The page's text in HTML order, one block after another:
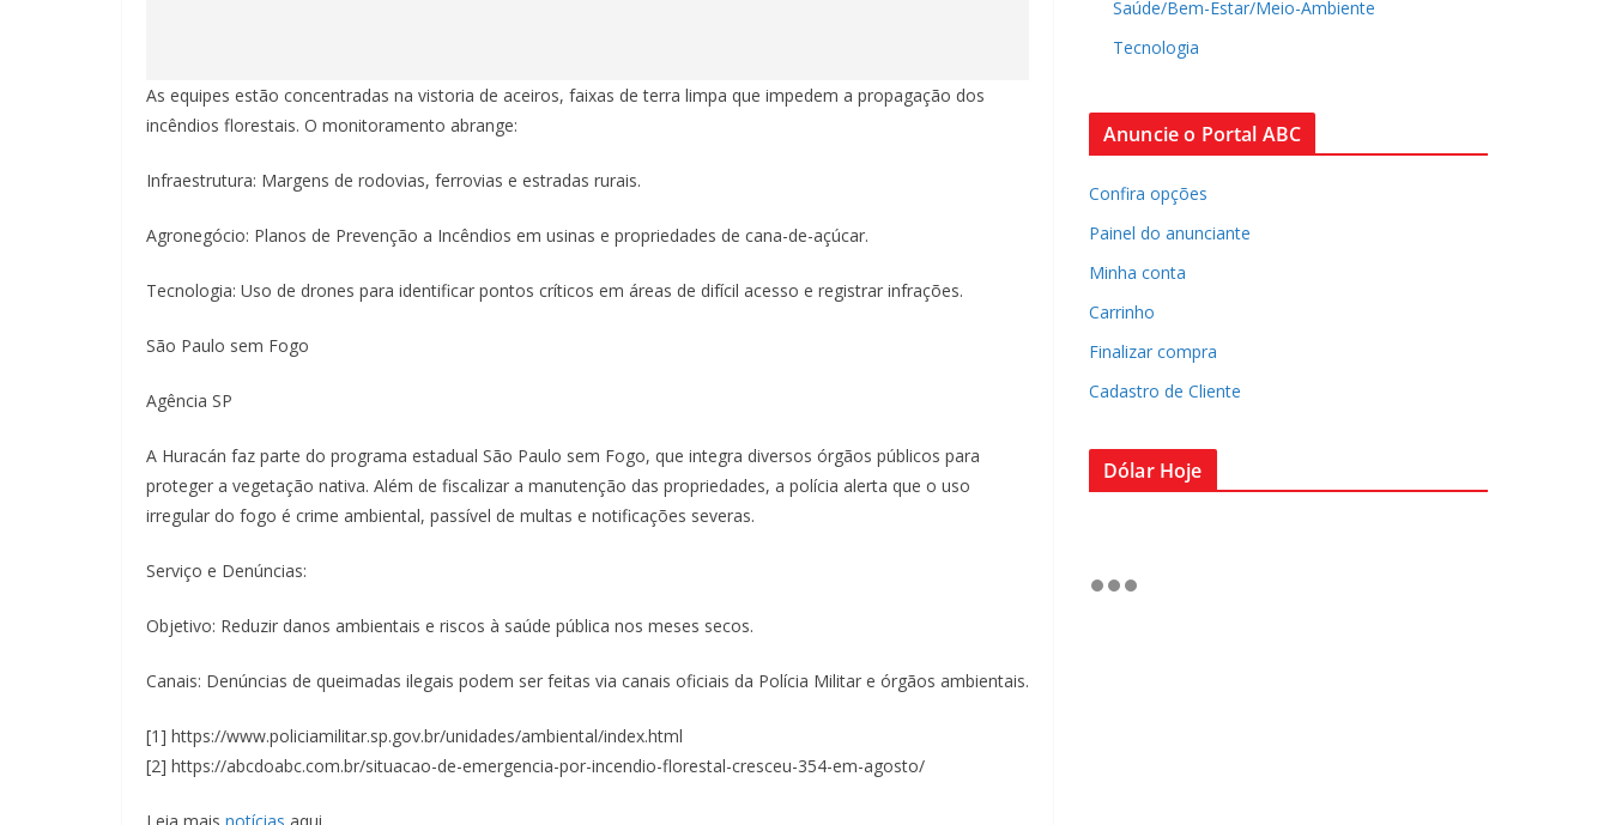
As equipes estão concentradas na vistoria de aceiros, faixas de terra limpa que impedem a propagação dos
incêndios florestais. O monitoramento abrange:
Infraestrutura: Margens de rodovias, ferrovias e estradas rurais.
Agronegócio: Planos de Prevenção a Incêndios em usinas e propriedades de cana-de-açúcar.
Tecnologia: Uso de drones para identificar pontos críticos em áreas de difícil acesso e registrar infrações.
São Paulo sem Fogo
Agência SP
A Huracán faz parte do programa estadual São Paulo sem Fogo, que integra diversos órgãos públicos para
proteger a vegetação nativa. Além de fiscalizar a manutenção das propriedades, a polícia alerta que o uso
irregular do fogo é crime ambiental, passível de multas e notificações severas.
Serviço e Denúncias:
Objetivo: Reduzir danos ambientais e riscos à saúde pública nos meses secos.
Canais: Denúncias de queimadas ilegais podem ser feitas via canais oficiais da Polícia Militar e órgãos ambientais.
[1] https://www.policiamilitar.sp.gov.br/unidades/ambiental/index.html
[2] https://abcdoabc.com.br/situacao-de-emergencia-por-incendio-florestal-cresceu-354-em-agosto/
Saúde/Bem-Estar/Meio-Ambiente
Tecnologia
Anuncie o Portal ABC
Confira opções
Painel do anunciante
Minha conta
Carrinho
Finalizar compra
Cadastro de Cliente
Dólar Hoje